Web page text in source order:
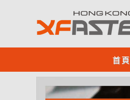
首頁